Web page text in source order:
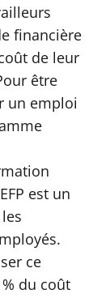
financière
de leur
être
un emploi
est un
ce
du coût